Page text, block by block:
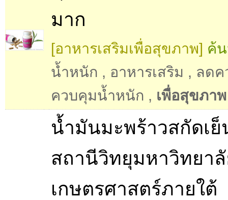
มาก
[อาหารเสริมเพื่อสุขภาพ] ค้
น้ำหนัก , อาหารเสริม , ลดค
ควบคุมน้ำหนัก , เพื่อสุขภาพ
น้ำมันมะพร้าวสกัดเย็
สถานีวิทยุมหาวิทยา
เกษตรศาสตร์ภายใต้